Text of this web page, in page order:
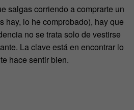
salgas corriendo a comprarte un
hay, lo he comprobado), hay que
no se trata solo de vestirse
La clave está en encontrar lo
hace sentir bien.